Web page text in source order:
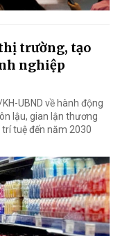
trường, tạo
nghiệp
UBND về hành động
lậu, gian lận thương
tuệ đến năm 2030